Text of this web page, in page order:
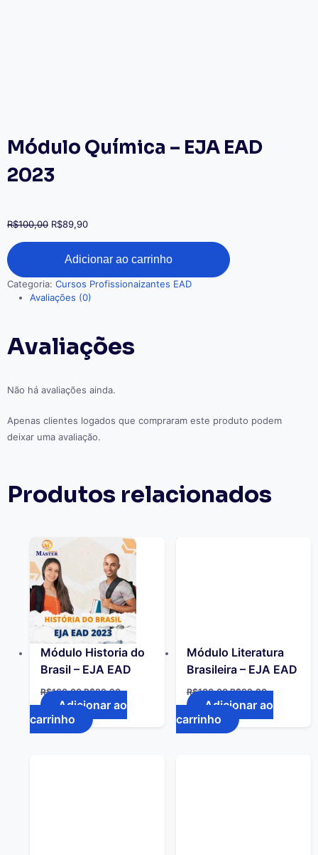
Módulo Química – EJA EAD
2023
R$100,00 R$89,90
Adicionar ao carrinho
Categoria: Cursos Profissionaizantes EAD
Avaliações (0)
Avaliações
Não há avaliações ainda.
Apenas clientes logados que compraram este produto podem
deixar uma avaliação.
Produtos relacionados
Módulo Historia do
Brasil – EJA EAD
R$100,00 R$89,90
Adicionar ao
carrinho
Módulo Literatura
Brasileira – EJA EAD
R$100,00 R$89,90
Adicionar ao
carrinho